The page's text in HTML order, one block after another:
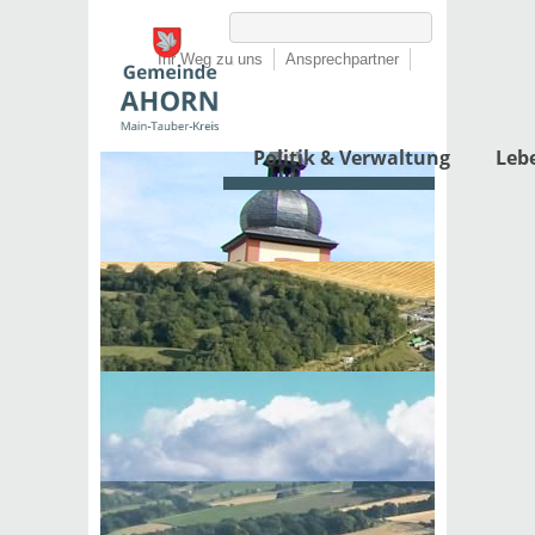
Ihr Weg zu uns Ansprechpartner
Politik & Verwaltung
Startseite › Wirtschaft Gewerbe› Wirtschaftsstandort
Wirtschaftsstandort